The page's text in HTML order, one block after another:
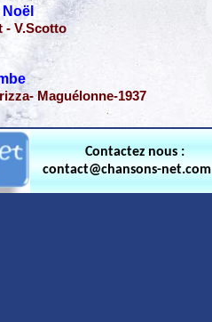
- V.Scotto
Maguélonne-1937
Contactez nous :
contact@chansons-net.com